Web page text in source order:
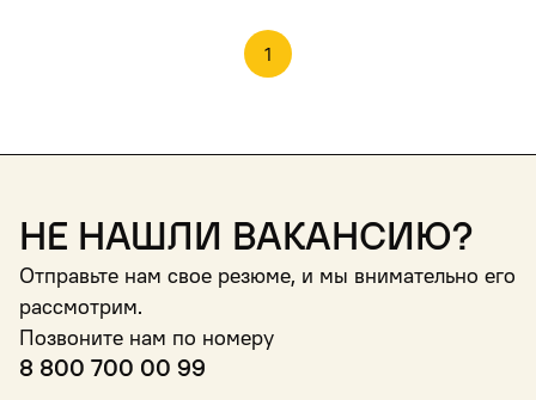
1
Не нашли вакансию?
Отправьте нам свое резюме, и мы внимательно его
рассмотрим.
Позвоните нам по номеру
8 800 700 00 99